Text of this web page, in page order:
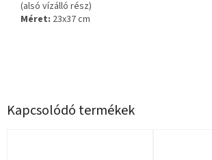
Kapcsolódó termékek
(alsó vízálló rész)
Méret: 23x37 cm